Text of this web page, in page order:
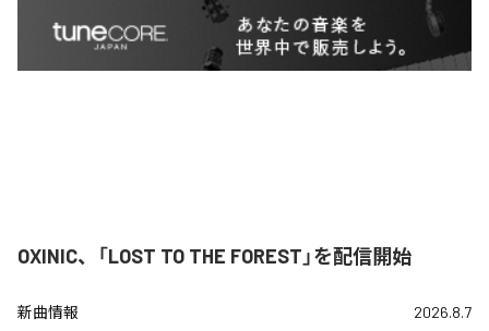
OXINIC、「LOST TO THE FOREST」を配信開始
新曲情報 2026.8.7